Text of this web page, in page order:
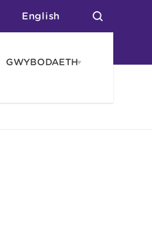
English
GWYBODAETHOpen